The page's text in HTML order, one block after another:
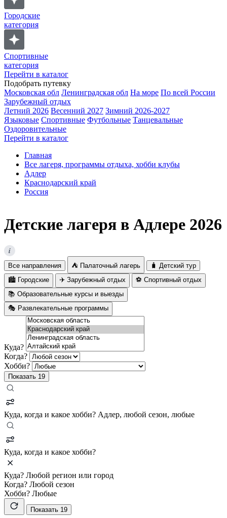
Городские
категория
Спортивные
категория
Перейти в каталог
Подобрать путевку
Московская обл Ленинградская обл На море По всей России
Зарубежный отдых
Летний 2026 Весенний 2027 Зимний 2026-2027
Языковые Спортивные Футбольные Танцевальные
Оздоровительные
Перейти в каталог
Главная
Все лагеря, программы отдыха, хобби клубы
Адлер
Краснодарский край
Россия
Детские лагеря в Адлере 2026
i
Все направления ⛺ Палаточный лагерь
🧳 Детский тур
🏙️ Городские
✈️ Зарубежный отдых
⚽ Спортивный отдых
📚 Образовательные курсы и выезды
🎭 Развлекательные программы
Куда?
Когда?
Хобби?
Показать 19
Куда, когда и какое хобби? Адлер, любой сезон, любые
Куда, когда и какое хобби?
Куда? Любой регион или город
Когда? Любой сезон
Хобби? Любые
Показать 19